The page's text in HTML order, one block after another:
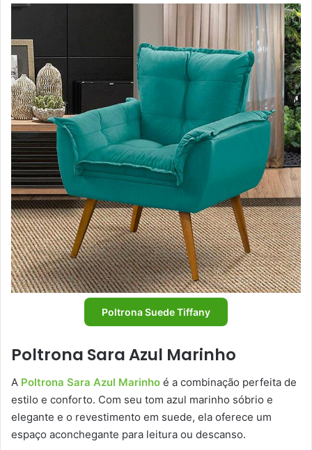
Poltrona Suede Tiffany
Poltrona Sara Azul Marinho
A Poltrona Sara Azul Marinho é a combinação perfeita de
estilo e conforto. Com seu tom azul marinho sóbrio e
elegante e o revestimento em suede, ela oferece um
espaço aconchegante para leitura ou descanso.